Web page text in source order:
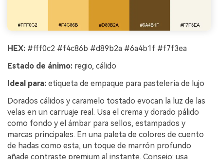
HEX: #fff0c2 #f4c86b #d89b2a #6a4b1f #f7f3ea
Estado de ánimo: regio, cálido
Ideal para: etiqueta de empaque para pastelería de lujo
Dorados cálidos y caramelo tostado evocan la luz de las
velas en un carruaje real. Usa el crema y dorado pálido
como fondo y el ámbar para sellos, estampados y
marcas principales. En una paleta de colores de cuento
de hadas como esta, un toque de marrón profundo
añade contraste premium al instante. Consejo: usa